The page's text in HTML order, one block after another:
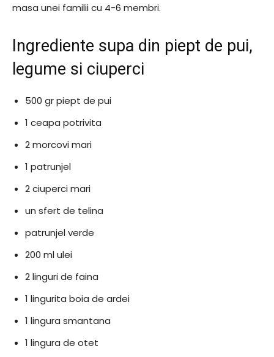
masa unei familii cu 4-6 membri.
Ingrediente supa din piept de pui,
legume si ciuperci
500 gr piept de pui
1 ceapa potrivita
2 morcovi mari
1 patrunjel
2 ciuperci mari
un sfert de telina
patrunjel verde
200 ml ulei
2 linguri de faina
1 lingurita boia de ardei
1 lingura smantana
1 lingura de otet